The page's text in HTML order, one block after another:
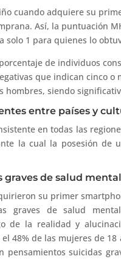
cuando adquiere su
Así, la puntuación
solo 1 para quienes lo
de individuos
que indican cinco o
hombres, siendo
entre países y
en todas las
la cual la posesión de
graves de salud
su primer
graves de salud
de la realidad y
48% de las mujeres de
pensamientos suicidas